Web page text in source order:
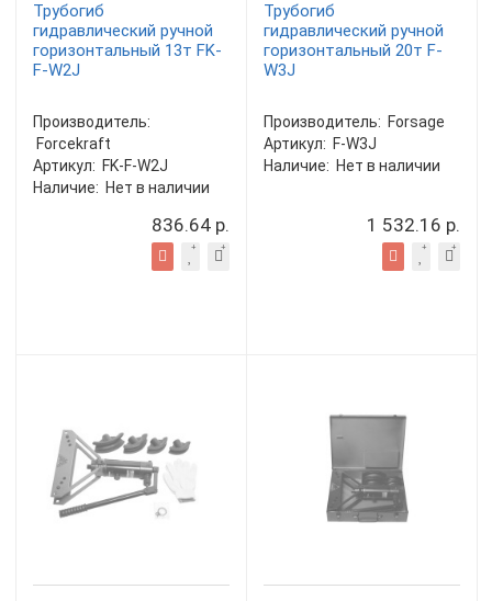
Трубогиб
гидравлический ручной
горизонтальный 13т FK-
F-W2J
Производитель:
Forcekraft
Артикул: FK-F-W2J
Наличие: Нет в наличии
836.64 р.
Трубогиб
гидравлический ручной
горизонтальный 20т F-
W3J
Производитель: Forsage
Артикул: F-W3J
Наличие: Нет в наличии
1 532.16 р.